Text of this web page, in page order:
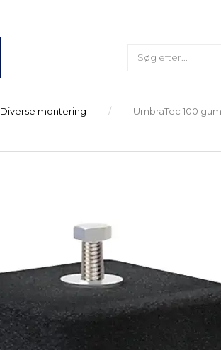
Diverse montering UmbraTec 100